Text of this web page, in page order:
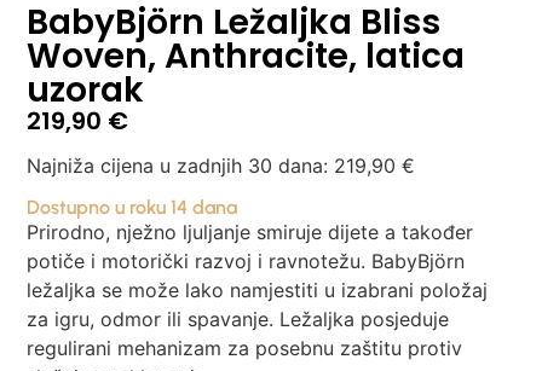
BabyBjörn Ležaljka Bliss
Woven, Anthracite, latica
uzorak
219,90 €
Najniža cijena u zadnjih 30 dana: 219,90€
Dostupno u roku 14 dana
Prirodno, nježno ljuljanje smiruje dijete a također
potiče i motorički razvoj i ravnotežu. BabyBjörn
ležaljka se može lako namjestiti u izabrani položaj
za igru, odmor ili spavanje. Ležaljka posjeduje
regulirani mehanizam za posebnu zaštitu protiv